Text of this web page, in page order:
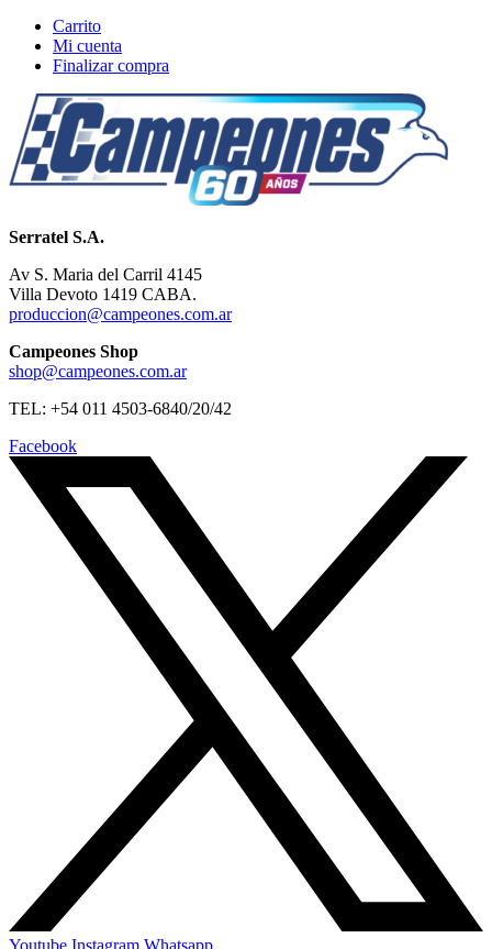
Carrito
Mi cuenta
Finalizar compra
Serratel S.A.
Av S. Maria del Carril 4145
Villa Devoto 1419 CABA.
produccion@campeones.com.ar
Campeones Shop
shop@campeones.com.ar
TEL: +54 011 4503-6840/20/42
Facebook